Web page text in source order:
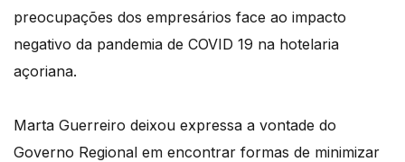
preocupações dos empresários face ao impacto
negativo da pandemia de COVID 19 na hotelaria
açoriana.
Marta Guerreiro deixou expressa a vontade do
Governo Regional em encontrar formas de minimizar